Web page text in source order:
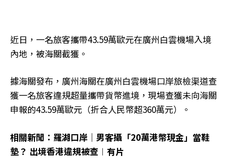
近日，一名旅客攜帶43.59萬歐元在廣州白雲機場入境
內地，被海關截獲。
據海關發布，廣州海關在廣州白雲機場口岸旅檢渠道查
獲一名旅客違規超量攜帶貨幣進境，現場查獲未向海關
申報的43.59萬歐元（折合人民幣超360萬元）。
相關新聞：羅湖口岸｜男客攝「20萬港幣現金」當鞋
墊？ 出境香港違規被查︱有片